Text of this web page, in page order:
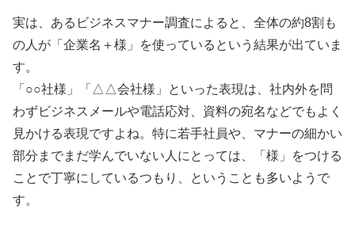
実は、あるビジネスマナー調査によると、全体の約8割も
の人が「企業名＋様」を使っているという結果が出ていま
す。
「○○社様」「△△会社様」といった表現は、社内外を問
わずビジネスメールや電話応対、資料の宛名などでもよく
見かける表現ですよね。特に若手社員や、マナーの細かい
部分までまだ学んでいない人にとっては、「様」をつける
ことで丁寧にしているつもり、ということも多いようで
す。